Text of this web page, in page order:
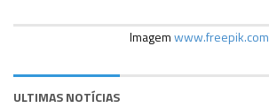
Imagemwww.freepik.com
ULTIMAS NOTÍCIAS